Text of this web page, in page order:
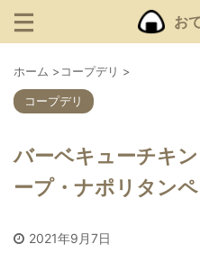
お
ホーム >コープデリ >
コープデリ
バーベキューチキ
ープ・ナポリタン
2021年9月7日